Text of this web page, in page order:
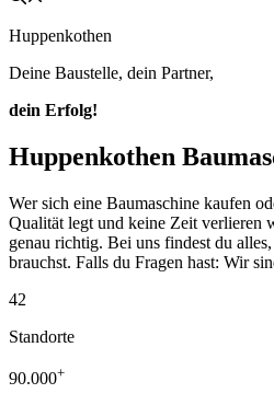
Huppenkothen
Deine Baustelle, dein Partner,
dein Erfolg!
Huppenkothen
Wer sich eine Baumaschine kaufen
Qualität legt und keine Zeit verlieren
genau richtig. Bei uns findest du
brauchst. Falls du Fragen hast: Wir
42
Standorte
90.000+